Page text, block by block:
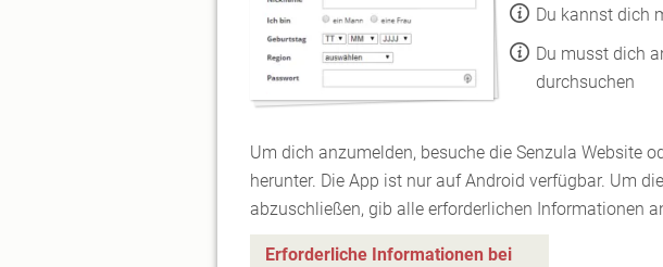
Du kannst dich
Du musst dich
durchsuchen
Um dich anzumelden, besuche die Senzula Website
herunter. Die App ist nur auf Android verfügbar. Um
abzuschließen, gib alle erforderlichen Informationen
Erforderliche Informationen bei